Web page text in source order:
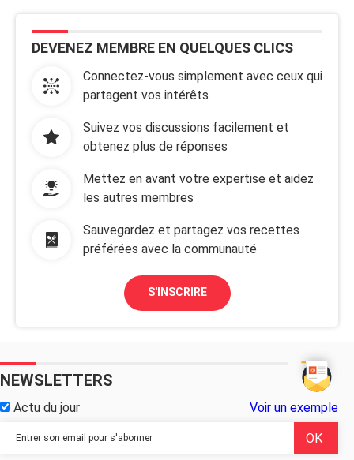
DEVENEZ MEMBRE EN QUELQUES CLICS
Connectez-vous simplement avec ceux qui
partagent vos intérêts
Suivez vos discussions facilement et
obtenez plus de réponses
Mettez en avant votre expertise et aidez
les autres membres
Sauvegardez et partagez vos recettes
préférées avec la communauté
S'INSCRIRE
NEWSLETTERS
Actu du jour Voir un exemple